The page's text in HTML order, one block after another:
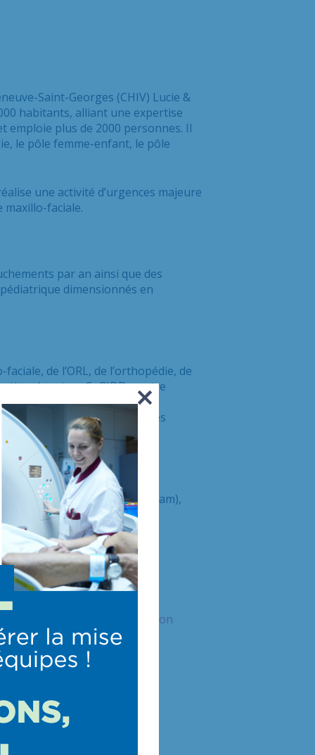
Saint-Georges (CHIV) Lucie &
habitants, alliant une expertise
emploie plus de 2000 personnes. Il
, le pôle femme-enfant, le pôle
une activité d’urgences majeure
faciale.
par an ainsi que des
dimensionnés en
faciale, de l’ORL, de l’orthopédie, de
et unCeGIDD, centre
sexuellement
des maladies vectorielles
scanner, EOS, Cone beam),
totalement automatisée.
plaquette de présentation